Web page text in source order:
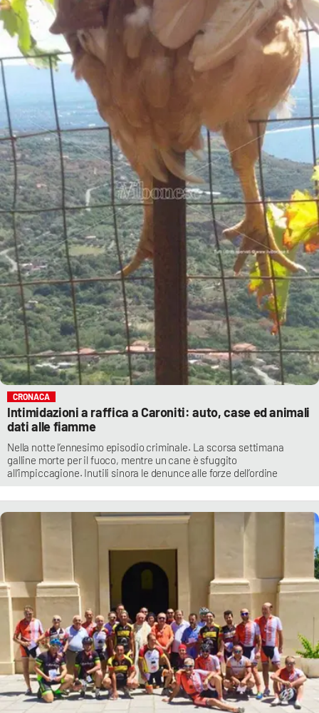
CRONACA
Intimidazioni a raffica a Caroniti: auto, case ed animali
dati alle fiamme
Nella notte l’ennesimo episodio criminale. La scorsa settimana
galline morte per il fuoco, mentre un cane è sfuggito
all’impiccagione. Inutili sinora le denunce alle forze dell’ordine